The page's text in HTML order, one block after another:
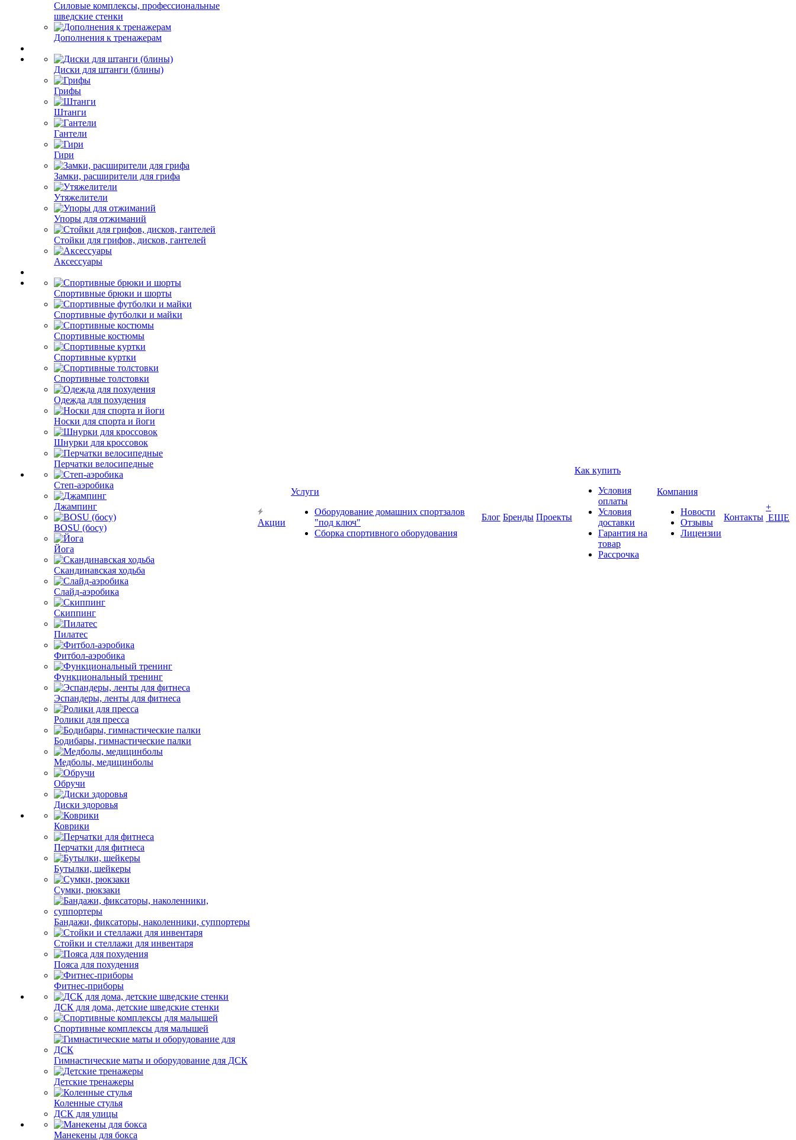
Силовые комплексы, профессиональные
шведские стенки
Дополнения к тренажерам
Диски для штанги (блины)
Грифы
Штанги
Гантели
Гири
Замки, расширители для грифа
Утяжелители
Упоры для отжиманий
Стойки для грифов, дисков, гантелей
Аксессуары
Спортивные брюки и шорты
Спортивные футболки и майки
Спортивные костюмы
Спортивные куртки
Спортивные толстовки
Одежда для похудения
Носки для спорта и йоги
Шнурки для кроссовок
Перчатки велосипедные
Степ-аэробика
Джампинг
BOSU (босу)
Йога
Скандинавская ходьба
Слайд-аэробика
Скиппинг
Пилатес
Фитбол-аэробика
Функциональный тренинг
Эспандеры, ленты для фитнеса
Ролики для пресса
Бодибары, гимнастические палки
Медболы, медицинболы
Обручи
Диски здоровья
Коврики
Перчатки для фитнеса
Бутылки, шейкеры
Сумки, рюкзаки
Бандажи, фиксаторы, наколенники, суппортеры
Стойки и стеллажи для инвентаря
Пояса для похудения
Фитнес-приборы
ДСК для дома, детские шведские стенки
Спортивные комплексы для малышей
Гимнастические маты и оборудование для ДСК
Детские тренажеры
Коленные стулья
ДСК для улицы
Манекены для бокса
Акции
Услуги
Оборудование домашних спортзалов
"под ключ"
Сборка спортивного оборудования
Блог Бренды Проекты
Как купить
Условия
оплаты
Условия
доставки
Гарантия на
товар
Рассрочка
Компания
Новости
Отзывы
Лицензии
Контакты
+
ЕЩЕ